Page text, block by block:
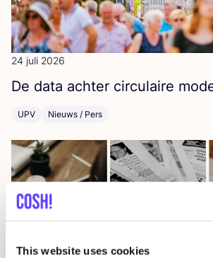
This website uses cookies
24 juli 2026
De data ach­ter cir­cu­lai­re
UPV Nieuws / Pers